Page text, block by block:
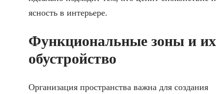
ясность в интерьере.
Функциональные зоны и их
обустройство
Организация пространства важна для создания